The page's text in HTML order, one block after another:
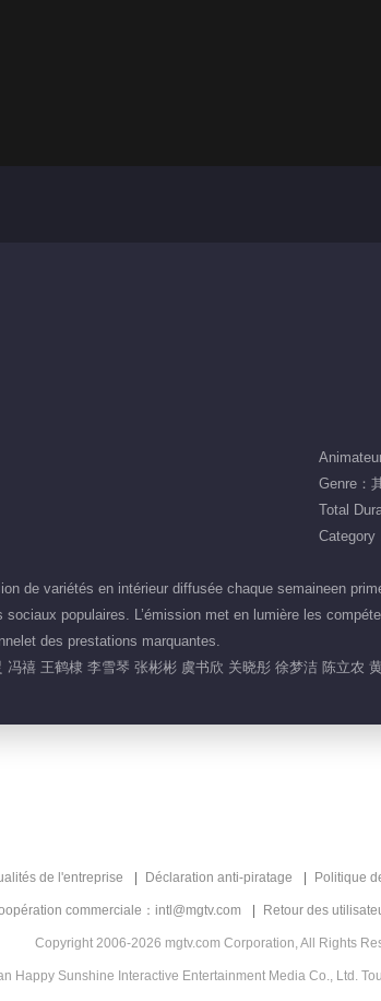
Genre：
Total
Category
de variétés en intérieur diffusée chaque semaineen
populaires. L’émission met en lumière les
des prestations marquantes.
禧 王鹤棣 李雪琴 张彬彬 虞书欣 关晓彤 徐梦洁 陈立农
de l'entreprise Déclaration anti-piratage Politique
commerciale：intl@mgtv.com Retour des
Copyright 2006-2026 mgtv.com Corporation, All Rights
Happy Sunshine Interactive Entertainment Media Co., Ltd.